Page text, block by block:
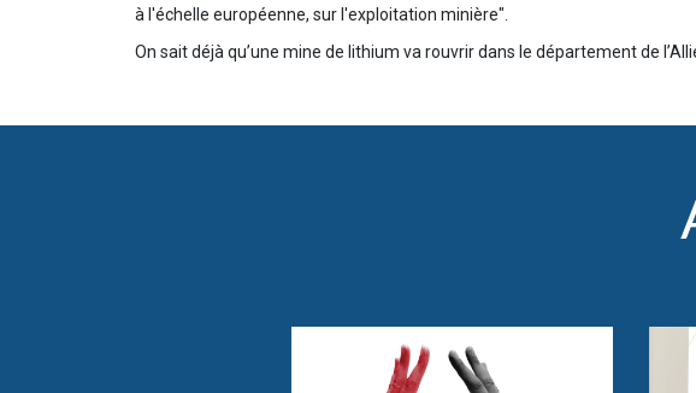
à l'échelle européenne, sur l'exploitation minière".
On sait déjà qu’une mine de lithium va rouvrir dans le département de